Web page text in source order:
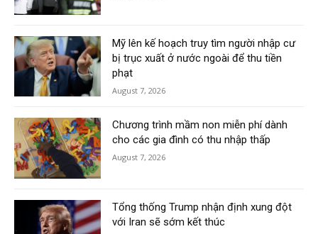
Mỹ lên kế hoạch truy tìm người nhập cư
bị trục xuất ở nước ngoài để thu tiền
phạt
August 7, 2026
Chương trình mầm non miễn phí dành
cho các gia đình có thu nhập thấp
August 7, 2026
Tổng thống Trump nhận định xung đột
với Iran sẽ sớm kết thúc